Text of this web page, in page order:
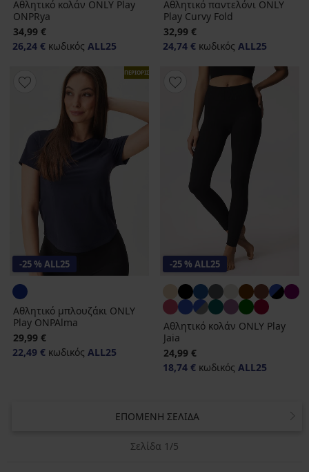
Αθλητικό κολάν ONLY Play
ONPRya
34,99 €
26,24 € κωδικός ALL25
Αθλητικό παντελόνι ONLY
Play Curvy Fold
32,99 €
24,74 € κωδικός ALL25
ΠΕΡΙΟΡΙΣΜΕΝΑ
-25 % ALL25
Αθλητικό μπλουζάκι ONLY
Play ONPAlma
29,99 €
22,49 € κωδικός ALL25
-25 % ALL25
Αθλητικό κολάν ONLY Play
Jaia
24,99 €
18,74 € κωδικός ALL25
ΕΠΌΜΕΝΗ ΣΕΛΊΔΑ
Σελίδα 1/5